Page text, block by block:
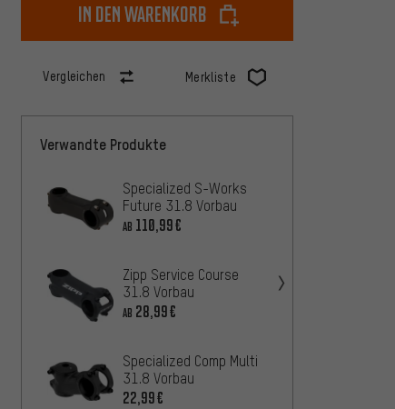
In den Warenkorb
Vergleichen Merkliste
Verwandte Produkte
Specialized S-Works
Future 31.8 Vorbau
AB 110,99€
Zipp Service Course
31.8 Vorbau
AB 28,99€
Specialized Comp Multi
31.8 Vorbau
22,99€